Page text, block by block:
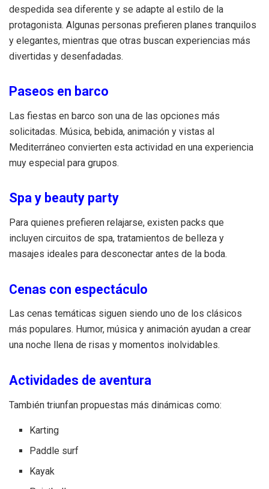
despedida sea diferente y se adapte al estilo de la
protagonista. Algunas personas prefieren planes tranquilos
y elegantes, mientras que otras buscan experiencias más
divertidas y desenfadadas.
Paseos en barco
Las fiestas en barco son una de las opciones más
solicitadas. Música, bebida, animación y vistas al
Mediterráneo convierten esta actividad en una experiencia
muy especial para grupos.
Spa y beauty party
Para quienes prefieren relajarse, existen packs que
incluyen circuitos de spa, tratamientos de belleza y
masajes ideales para desconectar antes de la boda.
Cenas con espectáculo
Las cenas temáticas siguen siendo uno de los clásicos
más populares. Humor, música y animación ayudan a crear
una noche llena de risas y momentos inolvidables.
Actividades de aventura
También triunfan propuestas más dinámicas como:
Karting
Paddle surf
Kayak